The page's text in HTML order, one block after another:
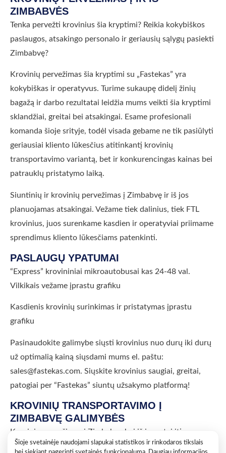
Šioje svetainėje naudojami slapukai statistikos ir rinkodaros tikslais
ZIMBABVĖS
Tenka pervežti krovinius šia kryptimi? Reikia kokybiškos
paslaugos, atsakingo personalo ir geriausių sąlygų pasiekti
Zimbabvę?
Krovinių pervežimas šia kryptimi su „Fastekas” yra
kokybiškas ir operatyvus. Turime sukaupę didelį žinių
bagažą ir darbo rezultatai leidžia mums veikti šia kryptimi
sklandžiai, greitai bei atsakingai. Esame profesionali
komanda šioje srityje, todėl visada gebame ne tik pasiūlyti
geriausiai kliento lūkesčius atitinkantį krovinių
transportavimo variantą, bet ir konkurencingas kainas bei
patrauklų pristatymo laiką.
Siuntinių ir krovinių pervežimas į Zimbabvę ir iš jos
planuojamas atsakingai. Vežame tiek dalinius, tiek FTL
krovinius, juos surenkame kasdien ir operatyviai priimame
sprendimus kliento lūkesčiams patenkinti.
PASLAUGŲ YPATUMAI
“Express” krovininiai mikroautobusai kas 24-48 val.
Vilkikais vežame įprastu grafiku
Kasdienis krovinių surinkimas ir pristatymas įprastu
grafiku
Pasinaudokite galimybe siųsti krovinius nuo durų iki durų
už optimalią kainą siųsdami mums el. paštu:
sales@fastekas.com. Siųskite krovinius saugiai, greitai,
patogiai per “Fastekas” siuntų užsakymo platformą!
KROVINIŲ TRANSPORTAVIMO Į
ZIMBABVĘ GALIMYBĖS
Krovinių pervežimas į Zimbabvę bei iš jos – tai itin
patrauklios sąlygos pervežti krovinius šia kryptimi. Savo